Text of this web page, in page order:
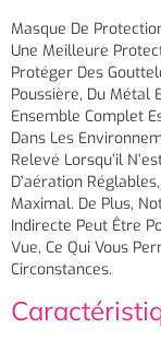
Masque De
Une Meilleure
Protéger Des
Poussière, Du Métal
Ensemble Complet
Dans Les
Relevé Lorsqu’il
D’aération
Maximal. De Plus,
Indirecte Peut Être
Vue, Ce Qui Vous
Circonstances.